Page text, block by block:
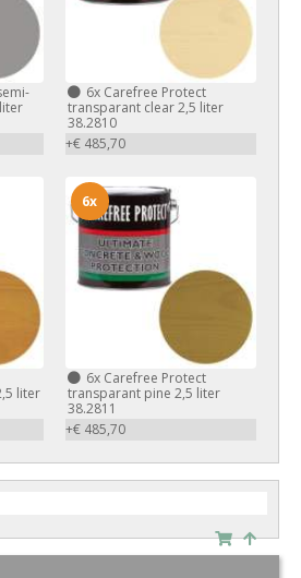
6xCarefree Protect
transparant clear 2,5 liter
38.2810
+€ 485,70
liter
6xCarefree Protect
transparant pine 2,5 liter
38.2811
+€ 485,70
6x